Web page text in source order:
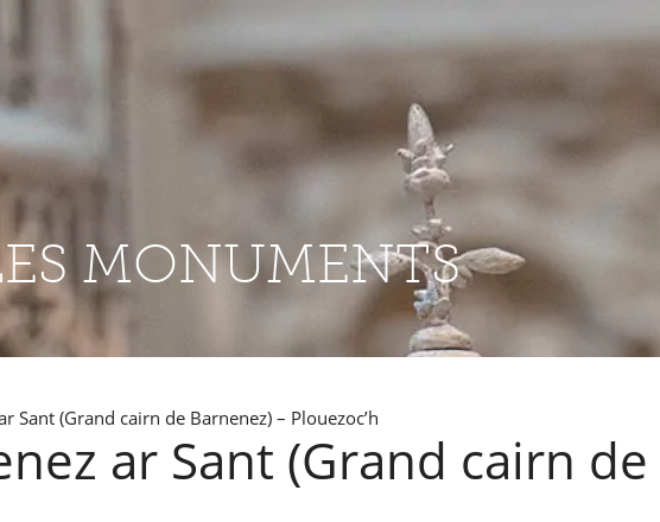
MONUMENTS
Sant (Grand cairn de Barnenez) – Plouezoc’h
ar Sant (Grand cairn de